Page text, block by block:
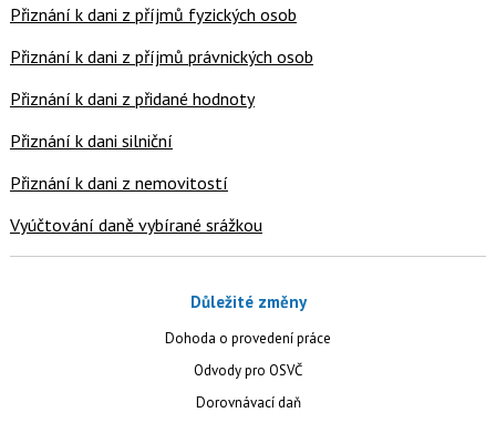
Přiznání k dani z příjmů fyzických osob
Přiznání k dani z příjmů právnických osob
Přiznání k dani z přidané hodnoty
Přiznání k dani silniční
Přiznání k dani z nemovitostí
Vyúčtování daně vybírané srážkou
Důležité změny
Dohoda o provedení práce
Odvody pro OSVČ
Dorovnávací daň